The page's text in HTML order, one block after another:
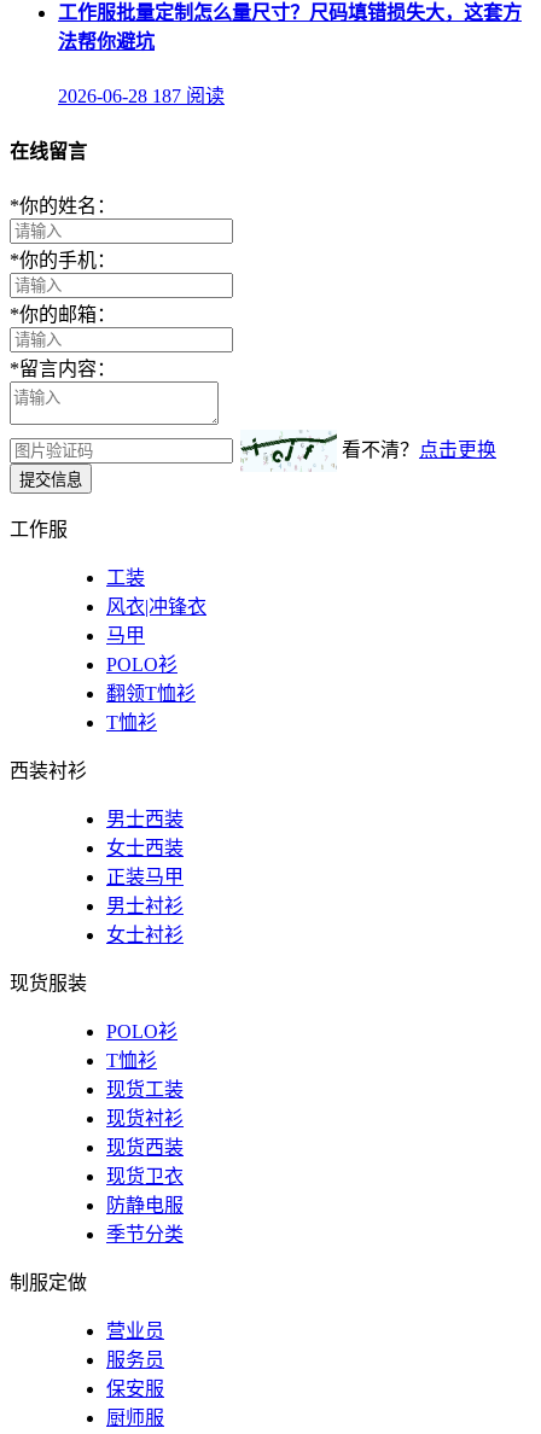
工作服批量定制怎么量尺寸？尺码填错损失大，这套方
法帮你避坑
2026-06-28 187 阅读
在线留言
*你的姓名：
*你的手机：
*你的邮箱：
*留言内容：
看不清？ 点击更换
提交信息
工作服
工装
风衣|冲锋衣
马甲
POLO衫
翻领T恤衫
T恤衫
西装衬衫
男士西装
女士西装
正装马甲
男士衬衫
女士衬衫
现货服装
POLO衫
T恤衫
现货工装
现货衬衫
现货西装
现货卫衣
防静电服
季节分类
制服定做
营业员
服务员
保安服
厨师服